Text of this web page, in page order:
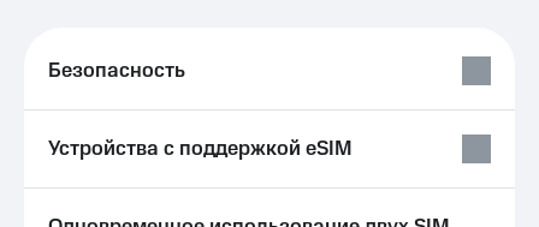
Тарифы
ТВ и телефон
для дома
Услуги
Видеонаблюдение
для дома
149 ₽/
мес
Безопасность
Устройства с поддержкой eSIM